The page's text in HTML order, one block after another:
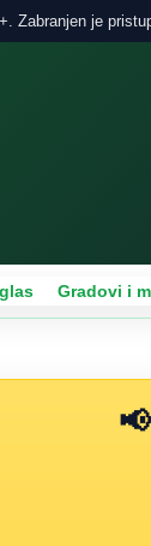
Zabranjen je
Gradovi i